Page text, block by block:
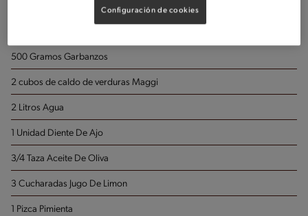
500 Gramos Garbanzos
2 cubos de caldo de verduras Maggi
2 Litros Agua
1 Unidad Diente De Ajo
3/4 Taza Aceite De Oliva
3 Cucharadas Jugo De Limon
1 Pizca Pimienta
Configuración de cookies